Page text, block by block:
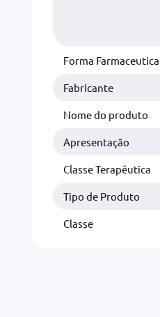
Forma Farmaceutica
Fabricante
Nome do produto
Apresentação
Classe Terapêutica
Tipo de Produto
Classe